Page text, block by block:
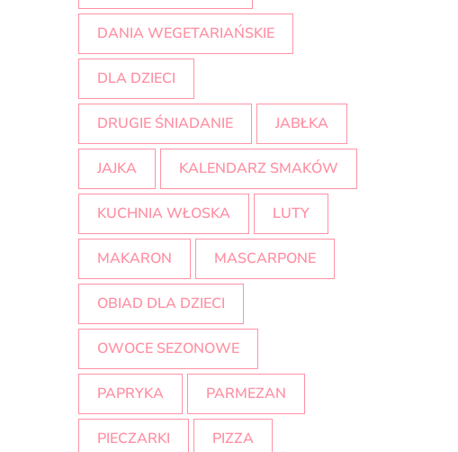
DANIA WEGETARIAŃSKIE
DLA DZIECI
DRUGIE ŚNIADANIE JABŁKA
JAJKA KALENDARZ SMAKÓW
KUCHNIA WŁOSKA LUTY
MAKARON MASCARPONE
OBIAD DLA DZIECI
OWOCE SEZONOWE
PAPRYKA PARMEZAN
PIECZARKI PIZZA